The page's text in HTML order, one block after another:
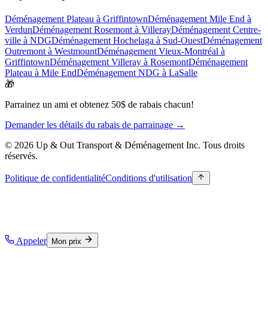
Déménagement Plateau à GriffintownDéménagement Mile End à
VerdunDéménagement Rosemont à VillerayDéménagement Centre-
ville à NDGDéménagement Hochelaga à Sud-OuestDéménagement
Outremont à WestmountDéménagement Vieux-Montréal à
GriffintownDéménagement Villeray à RosemontDéménagement
Plateau à Mile EndDéménagement NDG à LaSalle
🎁
Parrainez un ami et obtenez 50$ de rabais chacun!
Demander les détails du rabais de parrainage →
© 2026 Up & Out Transport & Déménagement Inc. Tous droits
réservés.
Politique de confidentialitéConditions d'utilisation
Appeler Mon prix